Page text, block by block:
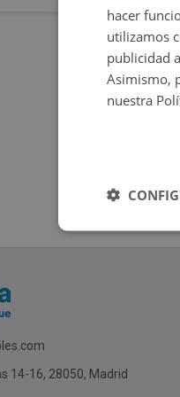
14-16, 28050, Madrid
hacer
utilizamos
publicidad
Asimismo,
nuestra